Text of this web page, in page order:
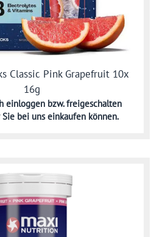
Classic Pink Grapefruit 10x
16g
einloggen bzw. freigeschalten
Sie bei uns einkaufen können.